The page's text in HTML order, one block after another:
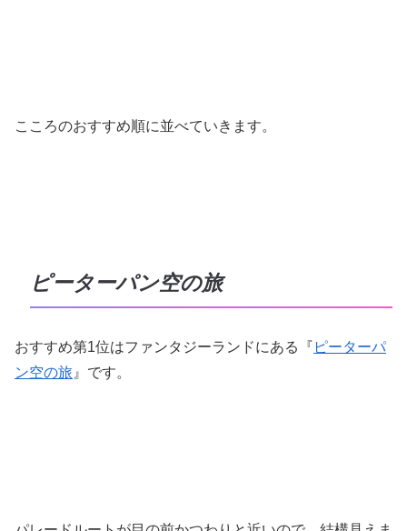
こころのおすすめ順に並べていきます。
ピーターパン空の旅
おすすめ第1位はファンタジーランドにある『 ピーターパ
ン空の旅 』です。